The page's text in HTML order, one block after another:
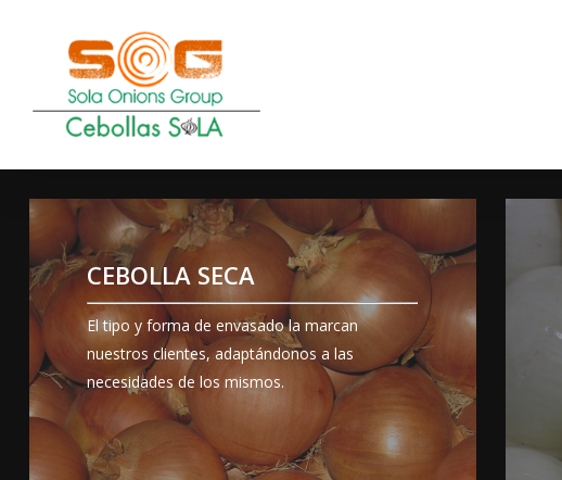
CEBOLLA SECA
El tipo y forma de envasado la marcan
nuestros clientes, adaptándonos a las
necesidades de los mismos.
VER
ENVASADOS
DISPONIBLES